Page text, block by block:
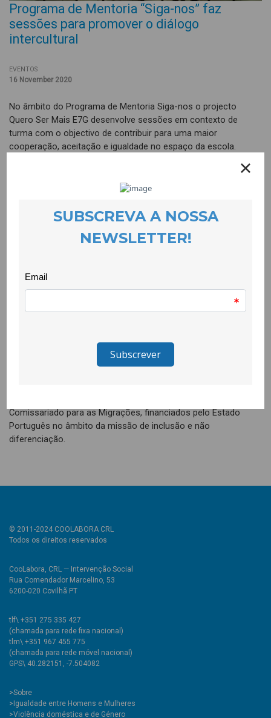
Programa de Mentoria “Siga-nos” faz
sessões para promover o diálogo
intercultural
EVENTOS
16 November 2020
No âmbito do Programa de Mentoria Siga-nos o projecto
Quero Ser Mais E7G desenvolve sessões em contexto de
turma com o objectivo de contribuir para uma maior
cooperação, aceitação e igualdade no espaço da escola.
Com recurso a dinâmicas e jogos, promove-se a reflexão entre
alunos e alunas de modo a quebrar estereótipos e
pela diferença, procurando uma maior aceitação da
activamente os alunos e alunas procurando-se assim facilitar
o diálogo, o auto-conhecimento, o respeito mútuo, o
conhecimento dos direitos e deveres de qualquer cidadão e a
Esta actividade conta com o apoio de mentoras, estudantes de
psicologia da Universidade da Beira Interior.
Comissariado para as Migrações, financiados pelo Estado
Português no âmbito da missão de inclusão e não
diferenciação.
© 2011-2024 COOLABORA CRL
Todos os direitos reservados
CooLabora, CRL — Intervenção Social
Rua Comendador Marcelino, 53
6200-020 Covilhã PT
tlf\ +351 275 335 427
(chamada para rede fixa nacional)
tlm\ +351 967 455 775
(chamada para rede móvel nacional)
GPS\ 40.282151, -7.504082
>Sobre
>Igualdade entre Homens e Mulheres
>Violência doméstica e de Género